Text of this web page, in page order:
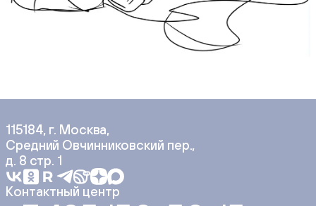
115184, г. Москва,
Средний Овчинниковский пер.,
д. 8 стр. 1
Контактный центр